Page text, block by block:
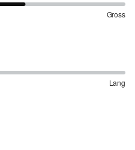
Gross
Lang